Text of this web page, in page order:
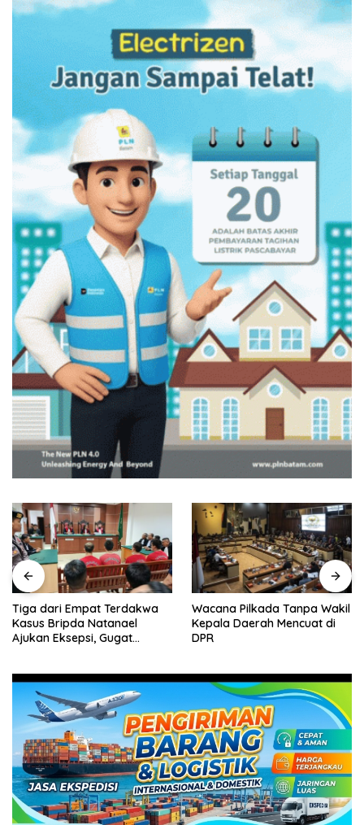
Tiga dari Empat Terdakwa
Kasus Bripda Natanael
Ajukan Eksepsi, Gugat
Wacana Pilkada Tanpa Wakil
Kepala Daerah Mencuat di
DPR